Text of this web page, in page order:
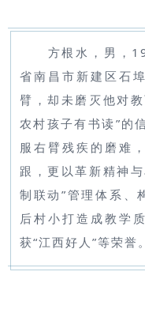
方根水，男，
省南昌市新建区石
臂，却未磨灭他对
农村孩子有书读”的
服右臂残疾的磨难
跟，更以革新精神
制联动”管理体系、
后村小打造成教学
获“江西好人”等荣誉。